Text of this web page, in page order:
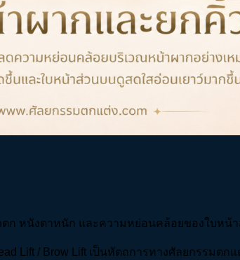
ก หนังตาหนัก และความหย่อนคล้อยของใบหน้
Lift / Brow Lift เป็นหัตถการทางศัลยกรรมต